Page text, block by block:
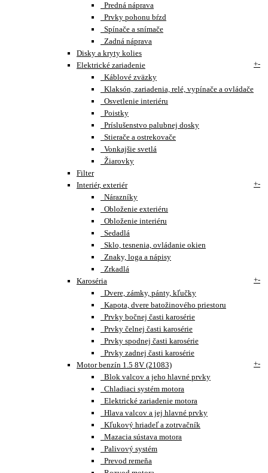
Predná náprava
Prvky pohonu bŕzd
Spínače a snímače
Zadná náprava
Disky a kryty kolies
Elektrické zariadenie
+-
Káblové zväzky
Klaksón, zariadenia, relé, vypínače a ovládače
Osvetlenie interiéru
Poistky
Príslušenstvo palubnej dosky
Stierače a ostrekovače
Vonkajšie svetlá
Žiarovky
Filter
Interiér, exteriér
+-
Nárazníky
Obloženie exteriéru
Obloženie interiéru
Sedadlá
Sklo, tesnenia, ovládanie okien
Znaky, loga a nápisy
Zrkadlá
Karoséria
+-
Dvere, zámky, pánty, kľučky
Kapota, dvere batožinového priestoru
Prvky bočnej časti karosérie
Prvky čelnej časti karosérie
Prvky spodnej časti karosérie
Prvky zadnej časti karosérie
Motor benzín 1.5 8V (21083)
+-
Blok valcov a jeho hlavné prvky
Chladiaci systém motora
Elektrické zariadenie motora
Hlava valcov a jej hlavné prvky
Kľukový hriadeľ a zotrvačník
Mazacia sústava motora
Palivový systém
Prevod remeňa